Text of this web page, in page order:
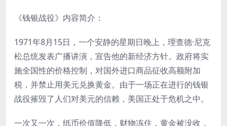
《钱银战役》内容简介：
1971年8月15日，一个安静的星期日晚上，理查德·尼克
松总统发表广播讲演，宣告他的新经济方针。政府将实
施全国性的价格控制，对国外进口商品征收高额附加
税，并禁止用美元兑换黄金。由于一场正在进行的钱银
战役摧毁了人们对美元的信赖，美国正处于危机之中。
一次又一次，纸币价值降低，财物冻住，黄金被没收，